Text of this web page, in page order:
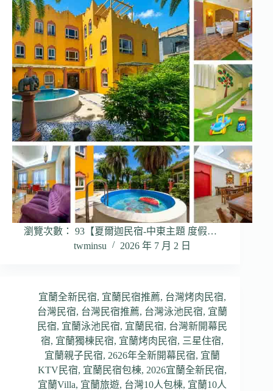
瀏覽次數： 93【夏爾迦民宿-中東主題 度假…
twminsu
2026 年 7 月 2 日
宜蘭全新民宿, 宜蘭民宿推薦, 台灣烤肉民宿,
台灣民宿, 台灣民宿推薦, 台灣泳池民宿, 宜蘭
民宿, 宜蘭泳池民宿, 宜蘭民宿, 台灣新開幕民
宿, 宜蘭獨棟民宿, 宜蘭烤肉民宿, 三星住宿,
宜蘭親子民宿, 2626年全新開幕民宿, 宜蘭
KTV民宿, 宜蘭民宿包棟, 2026宜蘭全新民宿,
宜蘭Villa, 宜蘭旅遊, 台灣10人包棟, 宜蘭10人